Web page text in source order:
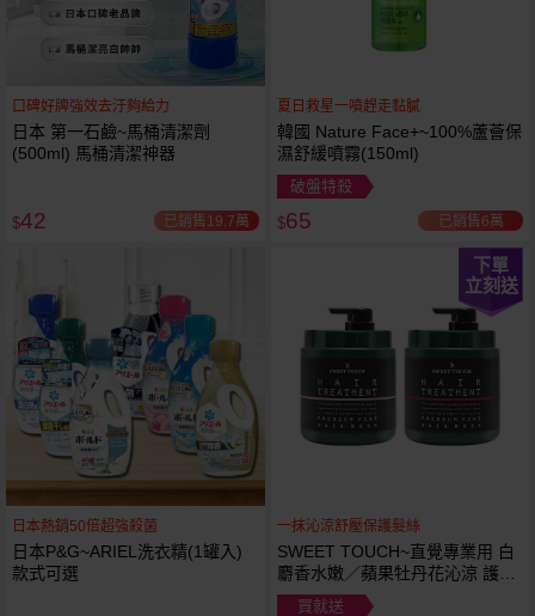
口碑好牌強效去汙夠給力
日本 第一石鹼~馬桶清潔劑
(500ml) 馬桶清潔神器
$42 已銷售19.7萬
夏日救星一噴趕走黏膩
韓國 Nature Face+~100%蘆薈保
濕舒緩噴霧(150ml)
破盤特殺
$65 已銷售6萬
日本熱銷50倍超強殺菌
日本P&G~ARIEL洗衣精(1罐入)
款式可選
下單
立刻送
一抹沁涼舒壓保護髮絲
SWEET TOUCH~直覺專業用 白
麝香水嫩／蘋果牡丹花沁涼 護髮
膜(1000ml) 款式可選 全新包裝
買就送